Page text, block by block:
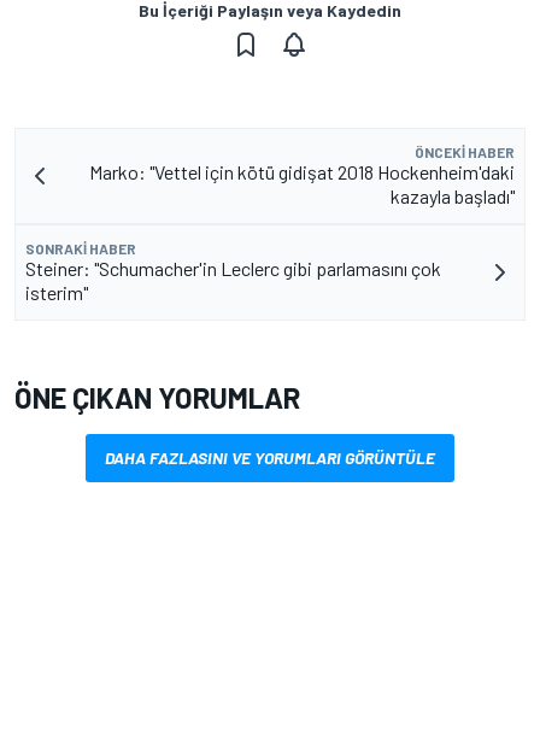
Bu İçeriği Paylaşın veya Kaydedin
ÖNCEKI HABER
Marko: "Vettel için kötü gidişat 2018 Hockenheim'daki
kazayla başladı"
SONRAKI HABER
Steiner: "Schumacher'in Leclerc gibi parlamasını çok
isterim"
ÖNE ÇIKAN YORUMLAR
DAHA FAZLASINI VE YORUMLARI GÖRÜNTÜLE